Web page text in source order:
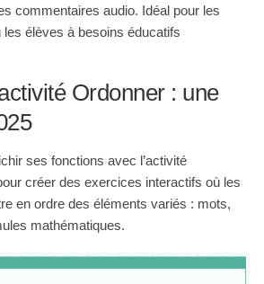
commentaires audio. Idéal pour les
élèves à besoins éducatifs
Ordonner : une
ses fonctions avec l’activité
créer des exercices interactifs où les
en ordre des éléments variés : mots,
mathématiques.